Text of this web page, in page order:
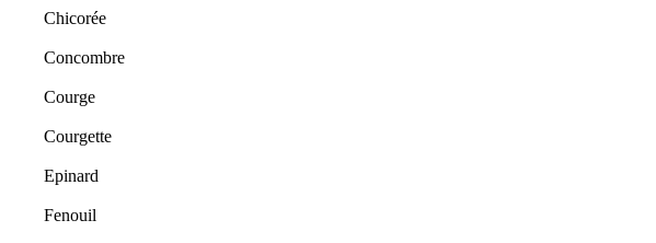
Chicorée
Concombre
Courge
Courgette
Epinard
Fenouil